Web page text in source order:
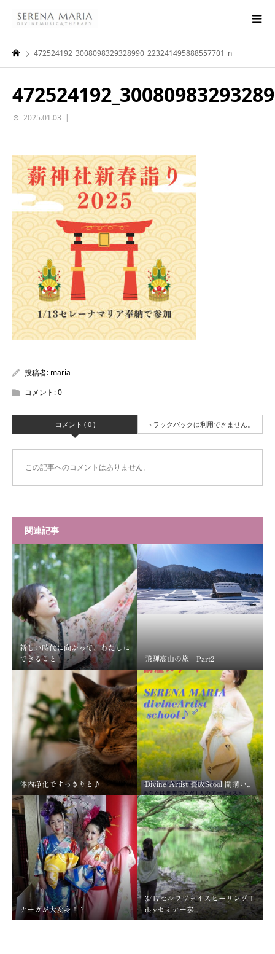
472524192_3008098329328990_223241495888557701_n
2025.01.03
投稿者: maria
コメント:0
コメント ( 0 ) トラックバックは利用できません。
この記事へのコメントはありません。
関連記事
新しい時代に向かって、わたしに
できること
飛騨高山の旅 Part2
体内浄化ですっきりと♪ Divine Artist 養成Scool 開講い...
ナーガが大変身！？
3/17セルフヴォイスヒーリング１
dayセミナー参...